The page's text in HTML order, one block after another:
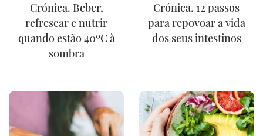
Crónica. Beber,
refrescar e nutrir
quando estão 40ºC à
sombra
Crónica. 12 passos
para repovoar a vida
dos seus intestinos